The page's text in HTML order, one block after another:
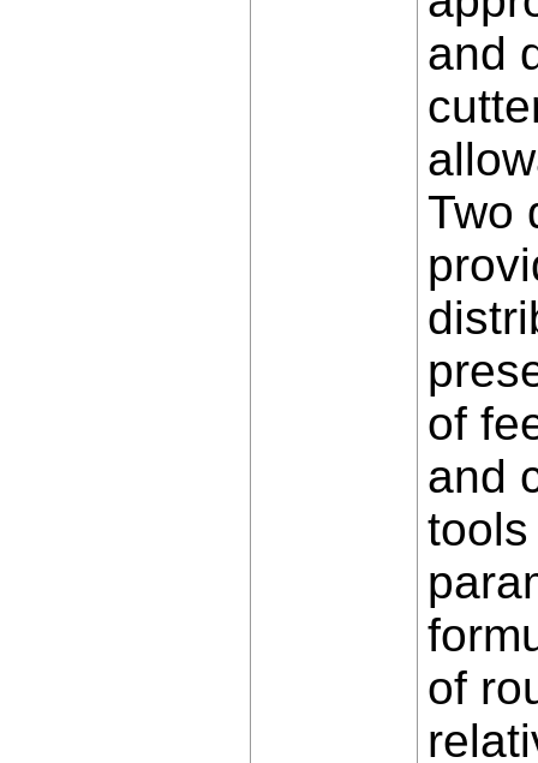
and
Two
of
and
of